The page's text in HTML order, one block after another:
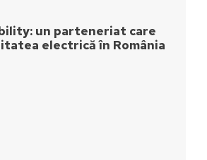
un parteneriat care
electrică în România